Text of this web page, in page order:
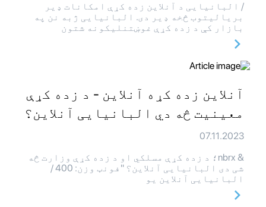
/ البانیایی د آنلاین زده کړې امکانات ډیر
بریالیتوب څخه ډیر دی. البانیایی ژبه نن په
بازار کې د زده کړې غوښتنلیکونه شتون
آنلاین زده کړه آنلاین - د زده کړې
معینیت څه دي البانیایی آنلاین؟
07.11.2023
& nbrx؛ د زده کړې مسلکي او د زده کړې وزارت څه
شی دی البانیایی آنلاین؟ "فونټ وزن: 400 /
البانیایی آنلاین یو